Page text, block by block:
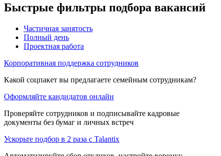
Быстрые фильтры подбора вакансий
Частичная занятость
Полный день
Проектная работа
Корпоративная поддержка сотрудников
Какой соцпакет вы предлагаете семейным сотрудникам?
Оформляйте кандидатов онлайн
Проверяйте сотрудников и подписывайте кадровые
документы без бумаг и личных встреч
Ускорьте подбор в 2 раза с Talantix